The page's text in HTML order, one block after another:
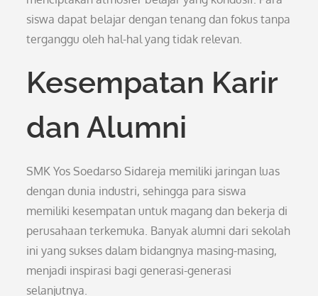
siswa dapat belajar dengan tenang dan fokus tanpa
terganggu oleh hal-hal yang tidak relevan.
Kesempatan Karir
dan Alumni
SMK Yos Soedarso Sidareja memiliki jaringan luas
dengan dunia industri, sehingga para siswa
memiliki kesempatan untuk magang dan bekerja di
perusahaan terkemuka. Banyak alumni dari sekolah
ini yang sukses dalam bidangnya masing-masing,
menjadi inspirasi bagi generasi-generasi
selanjutnya.